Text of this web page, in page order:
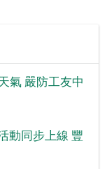
氣 嚴防工友中
動同步上線 豐